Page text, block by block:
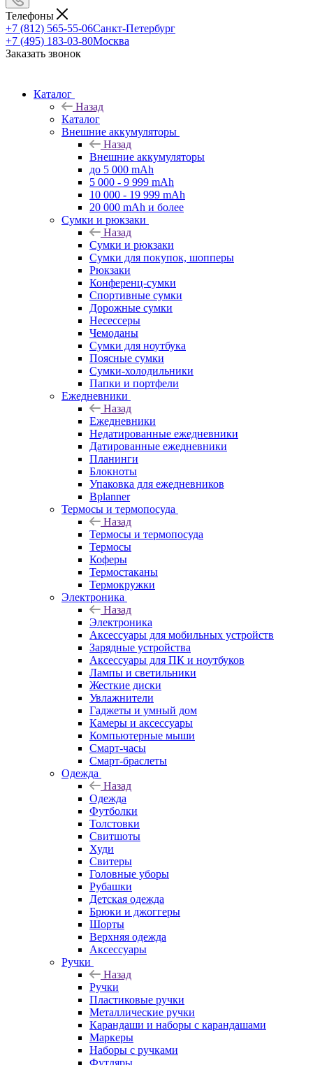
Телефоны
+7 (812) 565-55-06Санкт-Петербург
+7 (495) 183-03-80Москва
Заказать звонок
Каталог
Назад
Каталог
Внешние аккумуляторы
Назад
Внешние аккумуляторы
до 5 000 mAh
5 000 - 9 999 mAh
10 000 - 19 999 mAh
20 000 mAh и более
Сумки и рюкзаки
Назад
Сумки и рюкзаки
Сумки для покупок, шопперы
Рюкзаки
Конференц-сумки
Спортивные сумки
Дорожные сумки
Несессеры
Чемоданы
Сумки для ноутбука
Поясные сумки
Сумки-холодильники
Папки и портфели
Ежедневники
Назад
Ежедневники
Недатированные ежедневники
Датированные ежедневники
Планинги
Блокноты
Упаковка для ежедневников
Bplanner
Термосы и термопосуда
Назад
Термосы и термопосуда
Термосы
Коферы
Термостаканы
Термокружки
Электроника
Назад
Электроника
Аксессуары для мобильных устройств
Зарядные устройства
Аксессуары для ПК и ноутбуков
Лампы и светильники
Жесткие диски
Увлажнители
Гаджеты и умный дом
Камеры и аксессуары
Компьютерные мыши
Смарт-часы
Смарт-браслеты
Одежда
Назад
Одежда
Футболки
Толстовки
Свитшоты
Худи
Свитеры
Головные уборы
Рубашки
Детская одежда
Брюки и джоггеры
Шорты
Верхняя одежда
Аксессуары
Ручки
Назад
Ручки
Пластиковые ручки
Металлические ручки
Карандаши и наборы с карандашами
Маркеры
Наборы с ручками
Футляры